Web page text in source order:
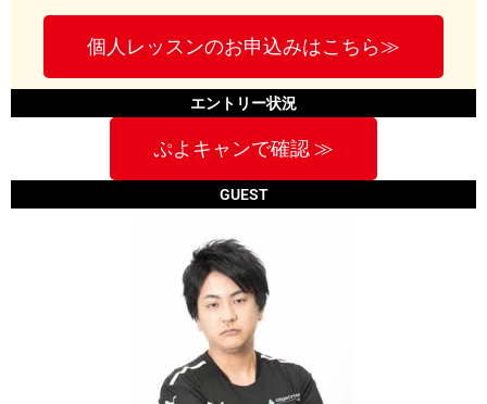
個人レッスンのお申込みはこちら≫
エントリー状況
ぷよキャンで確認 ≫
GUEST